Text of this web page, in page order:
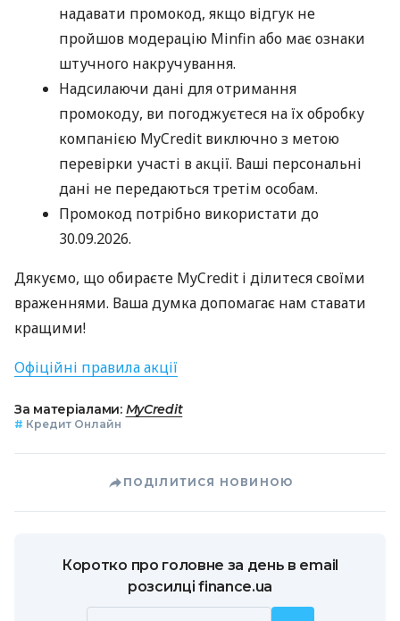
надавати промокод, якщо відгук не
пройшов модерацію Minfin або має ознаки
штучного накручування.
Надсилаючи дані для отримання
промокоду, ви погоджуєтеся на їх обробку
компанією MyCredit виключно з метою
перевірки участі в акції. Ваші персональні
дані не передаються третім особам.
Промокод потрібно використати до
30.09.2026.
Дякуємо, що обираєте MyCredit і ділитеся своїми
враженнями. Ваша думка допомагає нам ставати
кращими!
Офіційні правила акції
За матеріалами: MyCredit
# Кредит Онлайн
ПОДІЛИТИСЯ НОВИНОЮ
Коротко про головне за день в email
розсилці finance.ua